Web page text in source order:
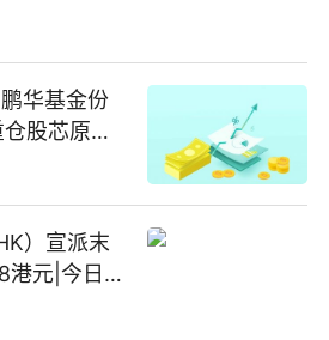
华基金份
股芯原股
观速讯
）宣派末
港元|今日快